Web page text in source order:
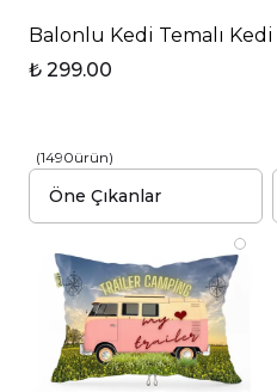
Balonlu Kedi Temalı
₺ 299.00
(1490ürün)